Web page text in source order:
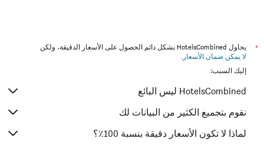
فنادق Tribeca, نيويورك
فنادق مانهاتن, نيويورك
فنادق Chinatown, نيويورك
فنادق East Village, نيويورك
فنادق Lower East Side, نيويورك
*
يحاول HotelsCombined بشكل دائم الحصول على الأسعار الدقيقة، ولكن
لا يمكن ضمان الأسعار .
إليك السبب:
HotelsCombined ليس البائع
نقوم بتجميع الكثير من البيانات لك
لماذا لا تكون الأسعار دقيقة بنسبة 100٪؟